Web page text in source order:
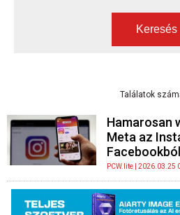
Keresés
Találatok
Hamarosan
Meta az
Facebookból
PCW.lite | 2026.03.25